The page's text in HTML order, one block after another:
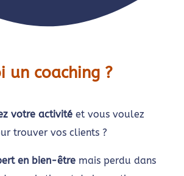
un coaching ?
votre activitéet vous voulez
trouver vos clients ?
en bien-êtremais perdu dans